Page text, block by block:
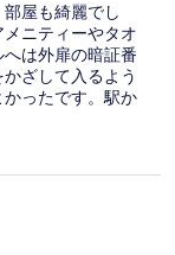
屋も綺麗でし
ニティーやタオ
は外扉の暗証番
ざして入るよう
ったです。駅か
。細かいサービ